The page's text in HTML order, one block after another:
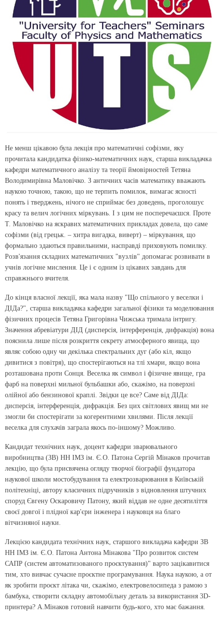
Не менш цікавою була лекція про математичні софізми, яку
прочитала кандидатка фізико-математичних наук, старша викладачка
кафедри математичного аналізу та теорії ймовірностей Тетяна
Володимирівна Маловічко. З античних часів математику вважають
наукою точною, такою, що не терпить помилок, вимагає ясності
понять і тверджень, нічого не сприймає без доведень, проголошує
красу та велич логічних міркувань. І з цим не посперечаєшся. Проте
Т. Маловічко на яскравих математичних прикладах довела, що саме
софізми (від грецьк. – хитра вигадка, виверт) – міркування, що
формально здаються правильними, насправді приховують помилку.
Розв'язання складних математичних "вузлів" допомагає розвивати в
учнів логічне мислення. Це і є одним із цікавих завдань для
справжнього вчителя.
До кінця власної лекції, яка мала назву "Що спільного у веселки і
ДІДа?", старша викладачка кафедри загальної фізики та моделювання
фізичних процесів Тетяна Григорівна Чижська тримала інтригу.
Значення абревіатури ДІД (дисперсія, інтерференція, дифракція) вона
пояснила лише після розкриття секрету атмосферного явища, що
являє собою одну чи декілька спектральних дуг (або кіл, якщо
дивитися з повітря), що спостерігаються на тлі хмари, якщо вона
розташована проти Сонця. Веселка як символ і фізичне явище, гра
фарб на поверхні мильної бульбашки або, скажімо, на поверхні
олійної або бензинової краплі. Звідки це все? Саме від ДІДа:
дисперсія, інтерференція, дифракція. Без цих світлових явищ ми не
змогли би спостерігати за когерентними хвилями. Після лекції
веселка для слухачів заграла якось по-іншому? Можливо.
Кандидат технічних наук, доцент кафедри зварювального
виробництва (ЗВ) НН ІМЗ ім. Є.О. Патона Сергій Мінаков прочитав
лекцію, що була присвячена огляду творчої біографії фундатора
наукової школи мостобудування та електрозварювання в Київській
політехніці, автору класичних підручників з відновлення штучних
споруд Євгену Оскаровичу Патону, який віддав не одне десятиліття
своєї довгої і плідної кар'єри інженера і науковця на благо
вітчизняної науки.
Лекцією кандидата технічних наук, старшого викладача кафедри ЗВ
НН ІМЗ ім. Є.О. Патона Антона Мінакова "Про розвиток систем
САПР (систем автоматизованого проєктування)" варто зацікавитися
тим, хто вивчає сучасне проєктне програмування. Наука наукою, а от
як зробити проєкт літака чи, скажімо, електровелосипеда з рамою з
бамбука, створити складну автомобільну деталь за використання 3D-
принтера? А.Мінаков готовий навчити будь-кого, хто має бажання.